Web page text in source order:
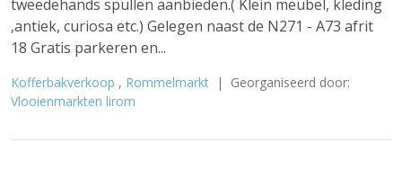
tweedehands spullen aanbieden.( Klein meubel, kleding
,antiek, curiosa etc.) Gelegen naast de N271 - A73 afrit
18 Gratis parkeren en...
Kofferbakverkoop , Rommelmarkt | Georganiseerd door:
Vlooienmarkten lirom